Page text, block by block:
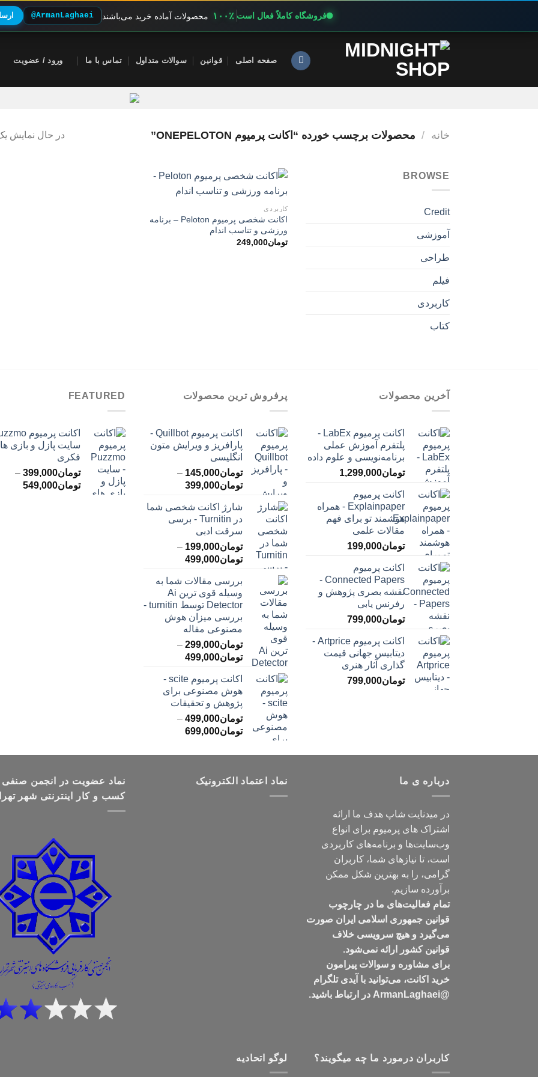
فروشگاه کاملاً فعال است ۱۰۰٪ محصولات آماده خرید می‌باشند @ArmanLaghaei
صفحه اصلی قوانین سوالات متداول تماس با ما ورود / عضویت
خانه / محصولات برچسب خورده “اکانت پرمیوم ONEPELOTON” در حال نمایش
BROWSE
Credit
آموزشی
طراحی
فیلم
کاربردی
کتاب
کاربردی
اکانت شخصی پرمیوم Peloton – برنامه
ورزشی و تناسب اندام
تومان249,000
آخرین محصولات
اکانت پرمیوم LabEx -
پلتفرم آموزش عملی
برنامه‌نویسی و علوم داده
تومان1,299,000
اکانت پرمیوم
Explainpaper - همراه
هوشمند تو برای فهم
مقالات علمی
تومان199,000
اکانت پرمیوم
Connected Papers -
نقشه بصری پژوهش و
رفرنس یابی
تومان799,000
اکانت پرمیوم Artprice -
دیتابیس جهانی قیمت
‌گذاری آثار هنری
تومان799,000
پرفروش ترین محصولات
اکانت پرمیوم Quillbot -
پارافریز و ویرایش متون
انگلیسی
تومان145,000
–
تومان399,000محدوده
تومان145,000
تا
شارژ اکانت شخصی شما
در Turnitin - برسی
سرقت ادبی
تومان199,000
–
تومان499,000محدوده
تومان199,000
تا
تومان499,000
بررسی مقالات شما به
وسیله قوی ترین Ai
Detector توسط turnitin -
بررسی میزان هوش
مصنوعی مقاله
تومان299,000
–
تومان499,000محدوده
تا
تومان499,000
اکانت پرمیوم scite -
هوش مصنوعی برای
پژوهش و تحقیقات
تومان499,000
–
تومان699,000محدوده
تومان499,000
FEATURED
سایت پازل و بازی
فکری
تومان399,000
–
تومان549,000
درباره ی ما
در میدنایت شاپ هدف ما ارائه
اشتراک های پرمیوم برای انواع
وب‌سایت‌ها و برنامه‌های کاربردی
است، تا نیازهای شما، کاربران
گرامی، را به بهترین شکل ممکن
برآورده سازیم.
تمام فعالیت‌های ما در چارچوب
قوانین جمهوری اسلامی ایران صورت
می‌گیرد و هیچ سرویسی خلاف
قوانین کشور ارائه نمی‌شود.
برای مشاوره و سوالات پیرامون
خرید اکانت، می‌توانید با آیدی تلگرام
@ArmanLaghaei در ارتباط باشید.
نماد اعتماد الکترونیک
نماد عضویت در انجمن صنفی
کسب و کار اینترنتی شهر
کاربران درمورد ما چه میگویند؟ لوگو اتحادیه